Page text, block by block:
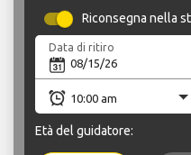
Riconsegna nella
Data di ritiro
Età del guidatore: